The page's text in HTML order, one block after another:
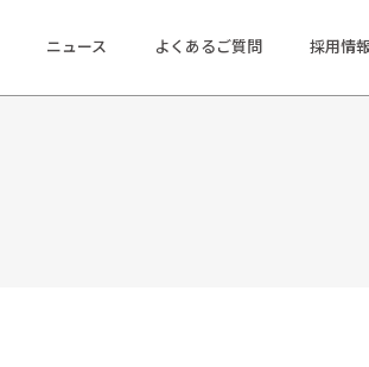
ニュース よくあるご質問 採用情